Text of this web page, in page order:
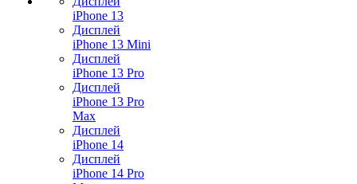
iPhone 13
Дисплей
iPhone 13 Mini
Дисплей
iPhone 13 Pro
Дисплей
iPhone 13 Pro
Max
Дисплей
iPhone 14
Дисплей
iPhone 14 Pro